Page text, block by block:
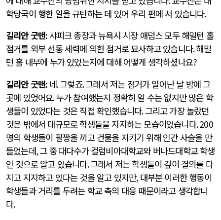
학당국이 행한 일을 규탄하는 데 있어 우리 편에 서 있습니다.
길리안 굿맨:샤피크 총장과 뉴욕시 시장 애덤스 모두 해밀턴 홀
점거를 외부 선동 세력에 의한 점거로 묘사하고 있습니다.해밀
턴 홀 내부에 누가 있었는지에 대해 어떻게 생각하셨나요?
길리안 굿맨: 네.그렇죠.그래서 저는 점거가 일어난 날 밤에 그
곳에 있었어요.누가 참여했는지 정확히 알 수는 없지만 많은 학
생들이 있었다는 것은 직접 확인했습니다.그리고 가장 놀랐던
것은 밖에서 대규모로 학생들을 지지하는 모습이었습니다. 200
명의 학생들이 팔짱을 끼고 건물을 지키기 위해 인간 사슬을 만
들었는데,그 중 대다수가 컬럼비아대학교와 버나드대학교 학생
인 것으로 알고 있습니다.그래서 저는 학생들이 깊이 결의를 다
지고 지지하고 있다는 것을 알고 있지만, 대부분 이러한 행동이
학생들과 거리를 두려는 학교 측의 대응 때문이라고 생각합니
다.